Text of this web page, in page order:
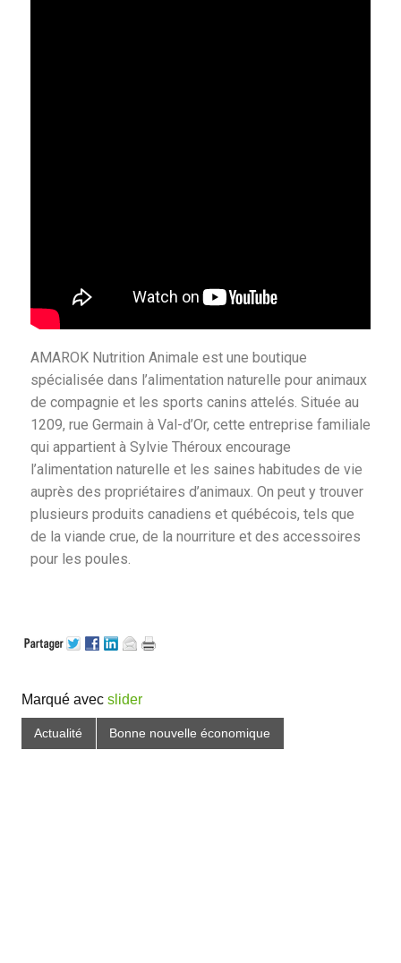
AMAROK Nutrition Animale est une boutique
spécialisée dans l’alimentation naturelle pour animaux
de compagnie et les sports canins attelés. Située au
1209, rue Germain à Val-d’Or, cette entreprise familiale
qui appartient à Sylvie Théroux encourage
l’alimentation naturelle et les saines habitudes de vie
auprès des propriétaires d’animaux. On peut y trouver
plusieurs produits canadiens et québécois, tels que
de la viande crue, de la nourriture et des accessoires
pour les poules.
Marqué avec slider
Actualité Bonne nouvelle économique